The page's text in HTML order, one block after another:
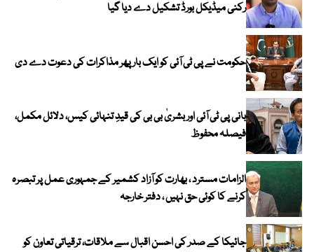
رکنی میڈیکل بورڈ تشکیل دے دیا گیا
حکومت نے پی ٹی آئی کو ایک بارپھر مذاکرات کی دعوت دے دی
بانی پی ٹی آئی اور بشریٰ بی بی کی قیدِ تنہائی کیس، دلائل مکمل،
فیصلہ محفوظ
الزامات مسترد ، بھارت کو آزاد کشمیر کے جمہوری عمل پر تبصرہ
کرنے کا کوئی حق نہیں ، دفتر خارجہ
جائیکا کے صدر کی احسن اقبال سے ملاقات، ترقیاتی تعاون کو